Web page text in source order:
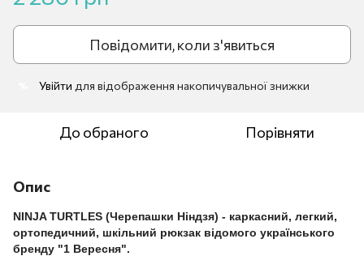
Повідомити, коли з'явиться
Увійти для відображення накопичувальної знижки
До обраного Порівняти
Опис
NINJA TURTLES (Черепашки Ніндзя) - каркасний, легкий,
ортопедичний, шкільний рюкзак відомого українського
бренду "1 Вересня".